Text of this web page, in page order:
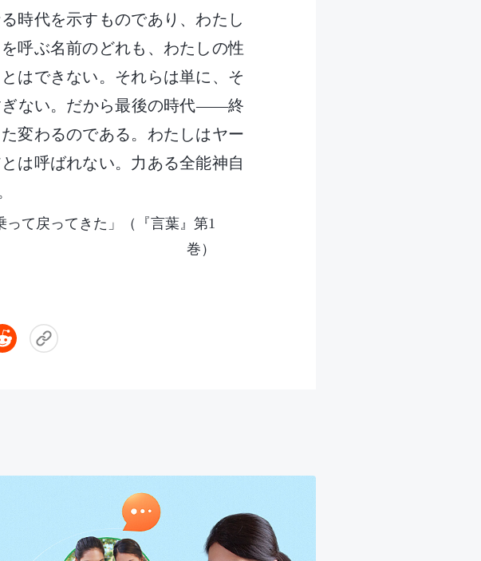
時代を示すものであり、わたし
呼ぶ名前のどれも、わたしの性
はできない。それらは単に、そ
ぎない。だから最後の時代――終
変わるのである。わたしはヤー
は呼ばれない。力ある全能神自
って戻ってきた」（『言葉』第1
巻）